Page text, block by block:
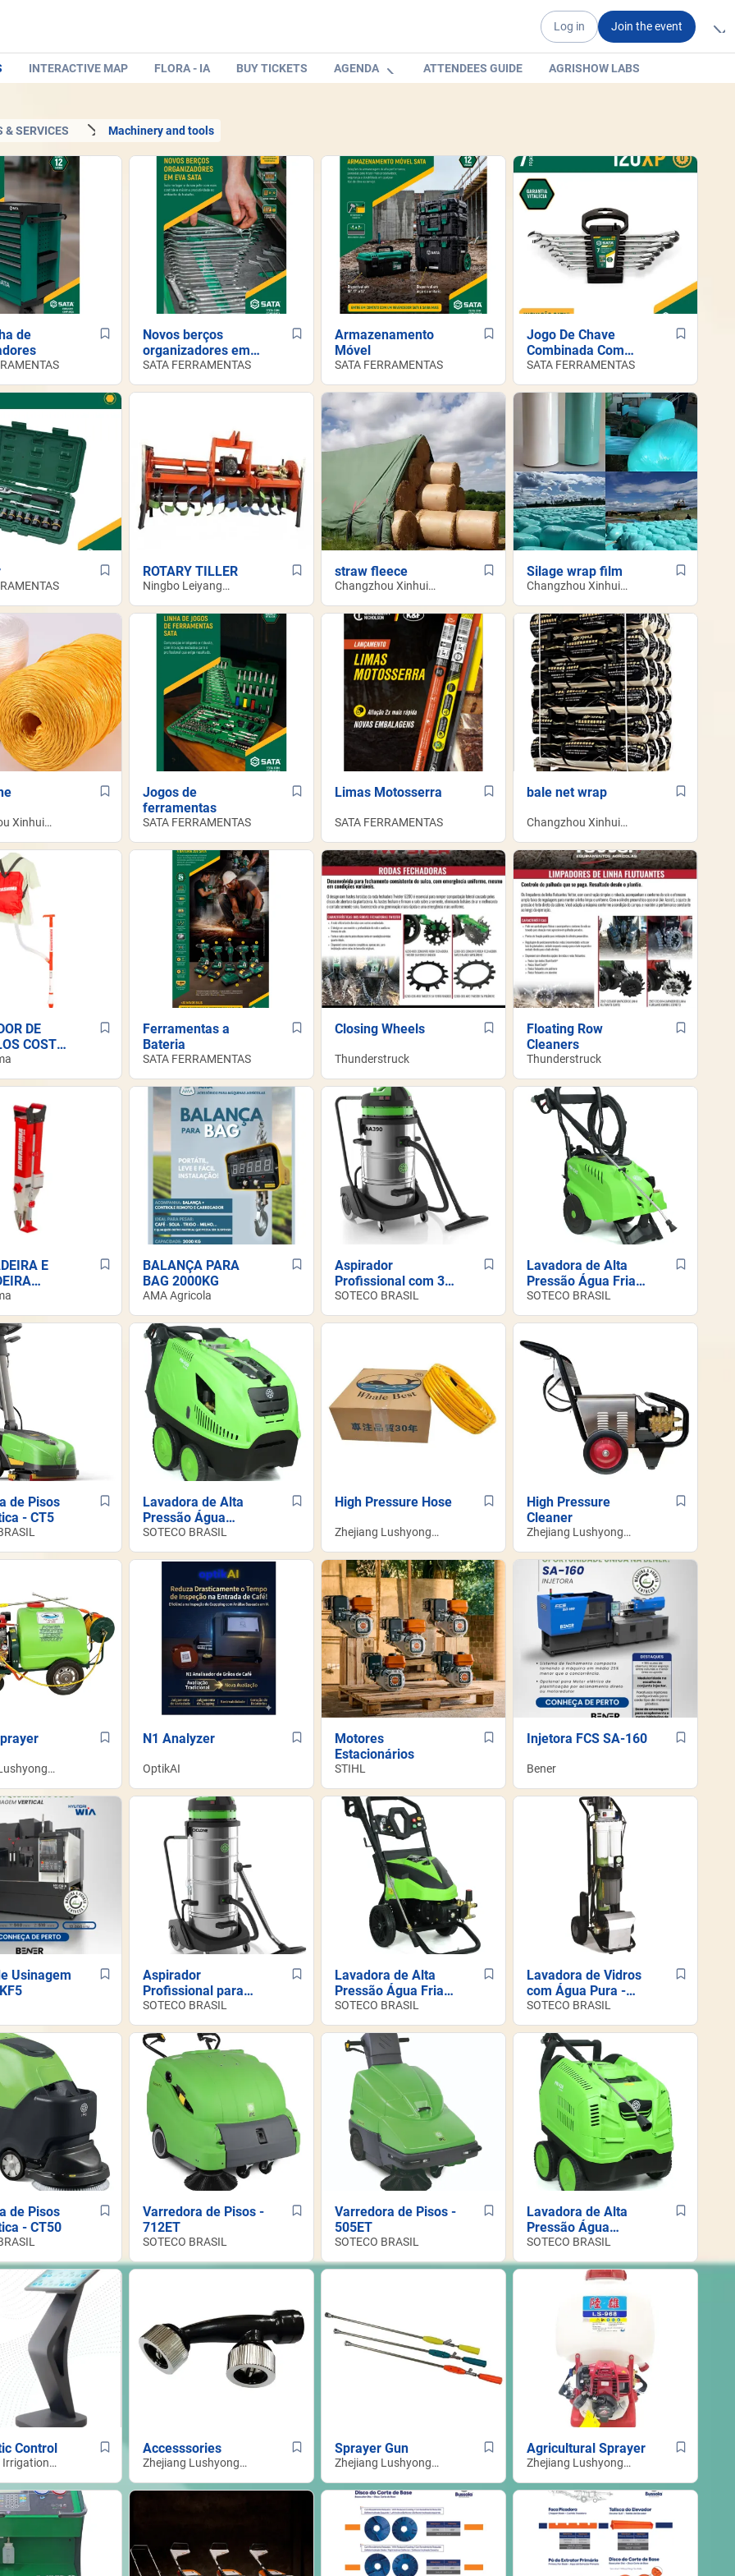
Log in Join the event
INTERACTIVE MAP FLORA - IA BUY TICKETS AGENDA ATTENDEES GUIDE AGRISHOW LABS
& SERVICES Machinery and tools
de
Novos berços
organizadores em
EVA
SATA FERRAMENTAS
Armazenamento
Móvel
SATA FERRAMENTAS
Jogo De Chave
Combinada Com
Catraca
SATA FERRAMENTAS
ROTARY TILLER
Ningbo Leiyang
Co.,Ltd
straw fleece
Changzhou Xinhui
Silage wrap film
Changzhou Xinhui
Xinhui
Jogos de
ferramentas
SATA FERRAMENTAS
Limas Motosserra
SATA FERRAMENTAS
bale net wrap
Changzhou Xinhui
DE
COSTAL
-
Ferramentas a
Bateria
SATA FERRAMENTAS
Closing Wheels
Thunderstruck
Floating Row
Cleaners
Thunderstruck
E
SCF 200 -
BALANÇA PARA
BAG 2000KG
AMA Agricola
Aspirador
Profissional com 3
motores - AA390
SOTECO BRASIL
Lavadora de Alta
Pressão Água Fria -
PW-C45M
SOTECO BRASIL
de Pisos
- CT5
Lavadora de Alta
Pressão Água
Quente - PW-H50T
SOTECO BRASIL
High Pressure Hose
Zhejiang Lushyong
High Pressure
Cleaner
Zhejiang Lushyong
N1 Analyzer
OptikAI
Motores
Estacionários
STIHL
Injetora FCS SA-160
Bener
Usinagem
Aspirador
Profissional para
Poeiras Finas -
CICLONE
SOTECO BRASIL
Lavadora de Alta
Pressão Água Fria -
PW-C48M
SOTECO BRASIL
Lavadora de Vidros
com Água Pura -
High Pure
SOTECO BRASIL
de Pisos
- CT50
Varredora de Pisos -
712ET
SOTECO BRASIL
Varredora de Pisos -
505ET
SOTECO BRASIL
Lavadora de Alta
Pressão Água
Quente - PW-H28M
SOTECO BRASIL
Control
Irrigation
Accesssories
Zhejiang Lushyong
Sprayer Gun
Zhejiang Lushyong
Agricultural Sprayer
Zhejiang Lushyong